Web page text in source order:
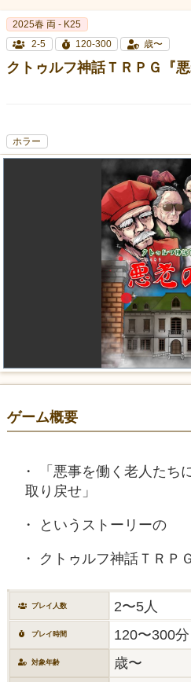
2025春 両 - K25
2-5
120-300 歳〜
クトゥルフ神話ＴＲＰＧ『悪
ホラー
ゲーム概要
「悪事を働く老人たち
取り戻せ」
というストーリーの
クトゥルフ神話ＴＲＰ
プレイ人数 2〜5人
プレイ時間 120〜300分
対象年齢 歳〜